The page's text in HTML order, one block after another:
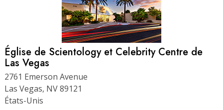
Église de Scientology et Celebrity Centre de
Las Vegas
2761 Emerson Avenue
Las Vegas, NV 89121
États-Unis